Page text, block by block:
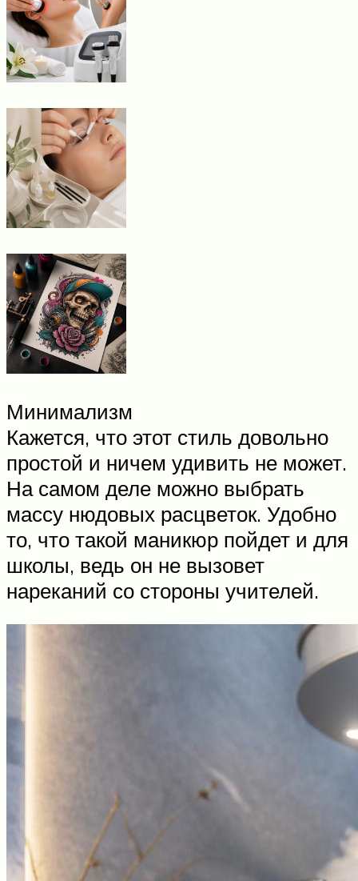
Минимализм
Кажется, что этот стиль довольно
простой и ничем удивить не может.
На самом деле можно выбрать
массу нюдовых расцветок. Удобно
то, что такой маникюр пойдет и для
школы, ведь он не вызовет
нареканий со стороны учителей.